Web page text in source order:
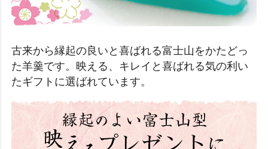
古来から縁起の良いと喜ばれる富士山をかたどっ
た羊羹です。映える、キレイと喜ばれる気の利い
たギフトに選ばれています。